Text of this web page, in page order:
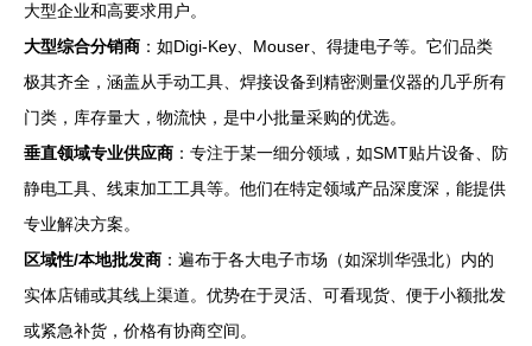
大型企业和高要求用户。
大型综合分销商 ：如Digi-Key、Mouser、得捷电子等。它们品类
极其齐全，涵盖从手动工具、焊接设备到精密测量仪器的几乎所有
门类，库存量大，物流快，是中小批量采购的优选。
垂直领域专业供应商 ：专注于某一细分领域，如SMT贴片设备、防
静电工具、线束加工工具等。他们在特定领域产品深度深，能提供
专业解决方案。
区域性/本地批发商 ：遍布于各大电子市场（如深圳华强北）内的
实体店铺或其线上渠道。优势在于灵活、可看现货、便于小额批发
或紧急补货，价格有协商空间。